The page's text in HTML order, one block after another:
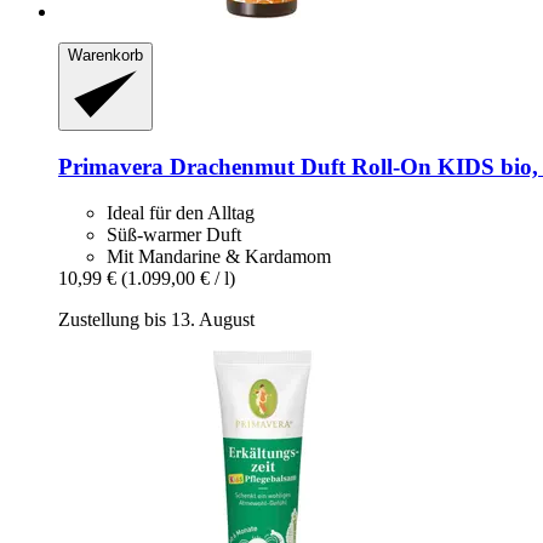
Warenkorb
Primavera Drachenmut Duft Roll-​On KIDS bio,
Ideal für den Alltag
Süß-warmer Duft
Mit Mandarine & Kardamom
10,99 € (1.099,00 € / l)
Zustellung bis 13. August